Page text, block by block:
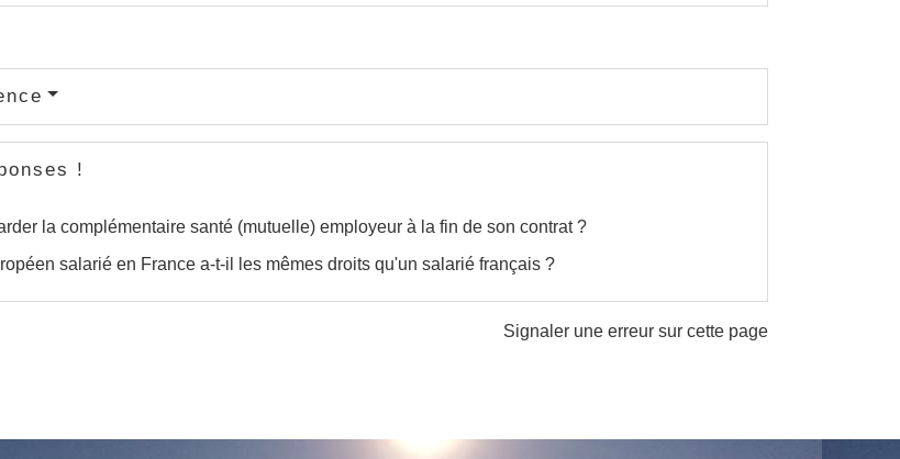
!
la complémentaire santé (mutuelle) employeur à la fin de son contrat ?
salarié en France a-t-il les mêmes droits qu'un salarié français ?
Signaler une erreur sur cette page